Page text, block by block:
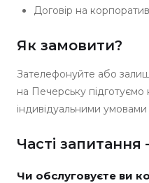
Договір на
Як замовити?
Зателефонуйте або
на Печерську
індивідуальними
Часті
Чи обслуговуєте ви